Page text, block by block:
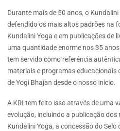
Durante mais de 50 anos, o
defendido os mais altos padrões na
Kundalini Yoga e em publicações de
uma quantidade enorme nos 35
tem servido como referência
materiais e programas educacionais
de Yogi Bhajan desde o nosso início.
A KRI tem feito isso através de uma
evolução, incluindo a publicação dos
Kundalini Yoga, a concessão do Selo